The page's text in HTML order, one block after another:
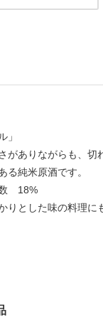
」
がありながらも、切
る純米原酒です。
数 18%
りとした味の料理に